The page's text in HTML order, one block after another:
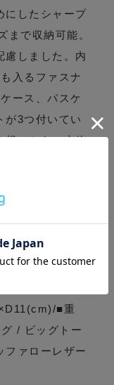
にしたシャープ
まで収納可能。
慮しました。内
入るファスナ
ース、パスケ
が3つ付いてい
想いから、本体
ーを使用。持
れる厚手の国
にもカジュア
なデザインにし
てあるので、
。底面には汚れ
■重
/ ビッグトー
ァローレザー